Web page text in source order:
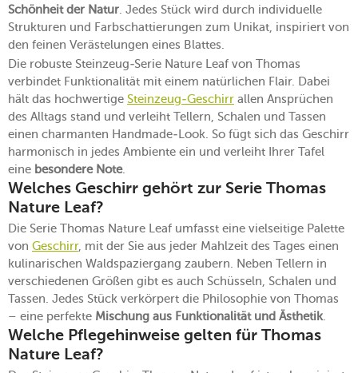
Schönheit der Natur. Jedes Stück wird durch individuelle
Strukturen und Farbschattierungen zum Unikat, inspiriert von
den feinen Verästelungen eines Blattes.
Die robuste Steinzeug-Serie Nature Leaf von Thomas
verbindet Funktionalität mit einem natürlichen Flair. Dabei
hält das hochwertige Steinzeug-Geschirr allen Ansprüchen
des Alltags stand und verleiht Tellern, Schalen und Tassen
einen charmanten Handmade-Look. So fügt sich das Geschirr
harmonisch in jedes Ambiente ein und verleiht Ihrer Tafel
eine besondere Note.
Welches Geschirr gehört zur Serie Thomas
Nature Leaf?
Die Serie Thomas Nature Leaf umfasst eine vielseitige Palette
von Geschirr, mit der Sie aus jeder Mahlzeit des Tages einen
kulinarischen Waldspaziergang zaubern. Neben Tellern in
verschiedenen Größen gibt es auch Schüsseln, Schalen und
Tassen. Jedes Stück verkörpert die Philosophie von Thomas
– eine perfekte Mischung aus Funktionalität und Ästhetik.
Welche Pflegehinweise gelten für Thomas
Nature Leaf?